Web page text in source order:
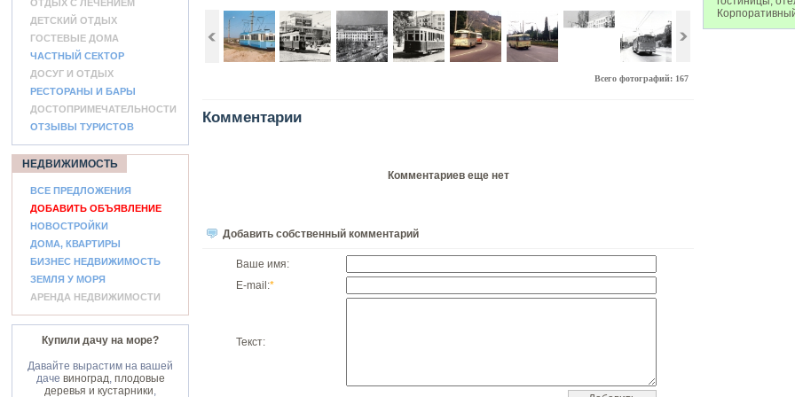
ОТДЫХ С ЛЕЧЕНИЕМ
ДЕТСКИЙ ОТДЫХ
ГОСТЕВЫЕ ДОМА
ЧАСТНЫЙ СЕКТОР
ДОСУГ И ОТДЫХ
РЕСТОРАНЫ И БАРЫ
ДОСТОПРИМЕЧАТЕЛЬНОСТИ
ОТЗЫВЫ ТУРИСТОВ
НЕДВИЖИМОСТЬ
ВСЕ ПРЕДЛОЖЕНИЯ
ДОБАВИТЬ ОБЪЯВЛЕНИЕ
НОВОСТРОЙКИ
ДОМА, КВАРТИРЫ
БИЗНЕС НЕДВИЖИМОСТЬ
ЗЕМЛЯ У МОРЯ
АРЕНДА НЕДВИЖИМОСТИ
Купили дачу на море?
Давайте вырастим на вашей
даче виноград, плодовые
деревья и кустарники,
Всего фотографий: 167
Комментарии
Комментариев еще нет
Добавить собственный комментарий
Ваше имя:
E-mail:*
Текст: